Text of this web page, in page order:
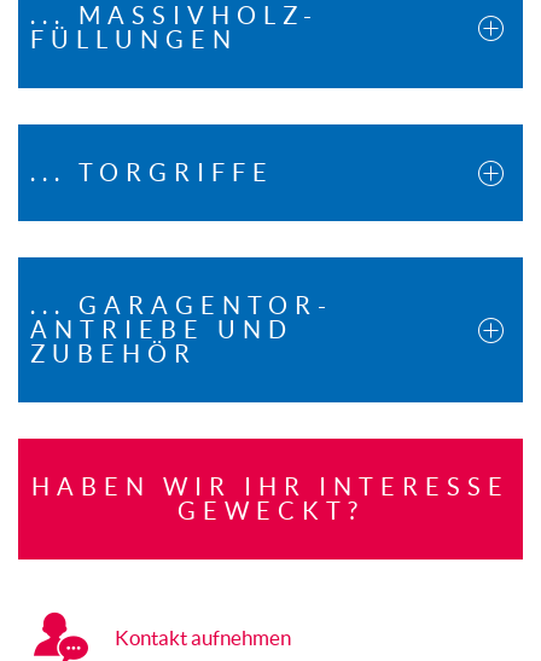
... MASSIVHOLZ-
FÜLLUNGEN
... TORGRIFFE
... GARAGENTOR-
ANTRIEBE UND
ZUBEHÖR
HABEN WIR IHR INTERESSE
GEWECKT?
Kontakt aufnehmen